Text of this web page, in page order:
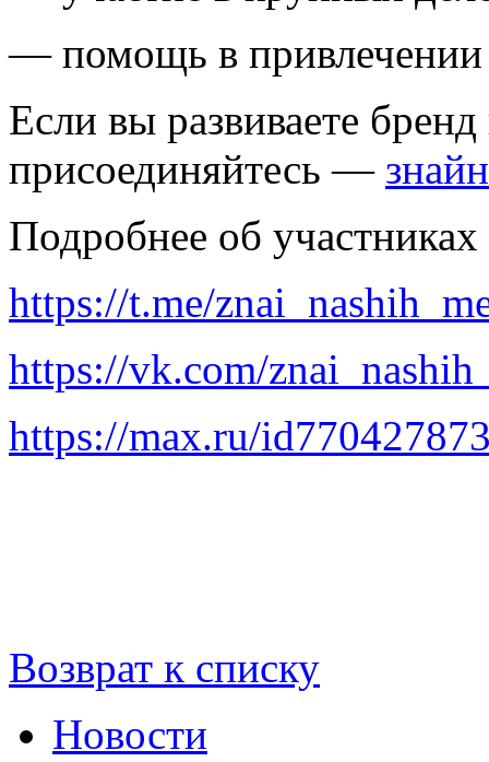
— помощь в привлечении
Если вы развиваете
присоединяйтесь —
Подробнее об
https://t.me/
https://vk.com/
https://max.ru/
Возврат к списку
Новости